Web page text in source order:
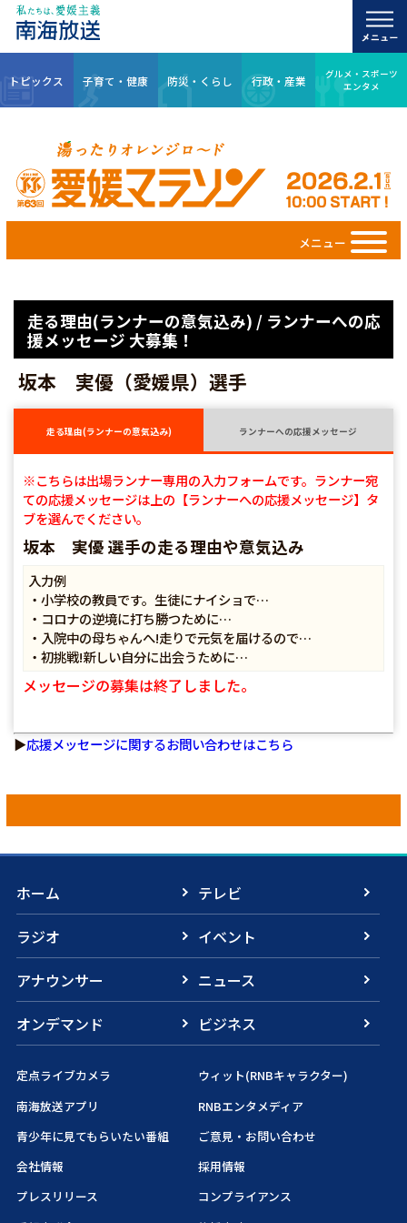
トピックス 子育て・健康 防災・くらし 行政・産業
グルメ・スポーツ
エンタメ
メニュー
走る理由(ランナーの意気込み) / ランナーへの応
援メッセージ 大募集！
坂本 実優（愛媛県）選手
走る理由(ランナーの意気込み) ランナーへの応援メッセージ
※こちらは出場ランナー専用の入力フォームです。ランナー宛
ての応援メッセージは上の【ランナーへの応援メッセージ】タ
ブを選んでください。
坂本 実優 選手の走る理由や意気込み
入力例
・小学校の教員です。生徒にナイショで…
・コロナの逆境に打ち勝つために…
・入院中の母ちゃんへ!走りで元気を届けるので…
・初挑戦!新しい自分に出会うために…
メッセージの募集は終了しました。
▶応援メッセージに関するお問い合わせはこちら
ホーム
テレビ
ラジオ
イベント
アナウンサー
ニュース
オンデマンド
ビジネス
定点ライブカメラ
ウィット(RNBキャラクター)
南海放送アプリ
RNBエンタメディア
青少年に見てもらいたい番組
ご意見・お問い合わせ
会社情報
採用情報
プレスリリース
コンプライアンス